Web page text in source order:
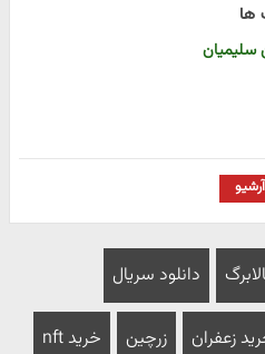
ها
آرشیو
دانلود سریال
زعفران زرچین خرید nft